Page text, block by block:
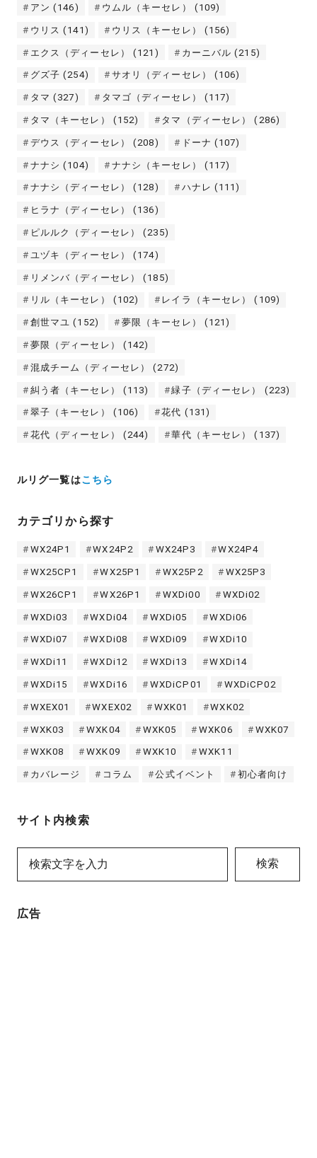
アン (146) ウムル（キーセレ） (109)
ウリス (141) ウリス（キーセレ） (156)
エクス（ディーセレ） (121) カーニバル (215)
グズ子 (254) サオリ（ディーセレ） (106)
タマ (327) タマゴ（ディーセレ） (117)
タマ（キーセレ） (152) タマ（ディーセレ） (286)
デウス（ディーセレ） (208) ドーナ (107)
ナナシ (104) ナナシ（キーセレ） (117)
ナナシ（ディーセレ） (128) ハナレ (111)
ヒラナ（ディーセレ） (136)
ピルルク（ディーセレ） (235)
ユヅキ（ディーセレ） (174)
リメンバ（ディーセレ） (185)
リル（キーセレ） (102) レイラ（キーセレ） (109)
創世マユ (152) 夢限（キーセレ） (121)
夢限（ディーセレ） (142)
混成チーム（ディーセレ） (272)
糾う者（キーセレ） (113) 緑子（ディーセレ） (223)
翠子（キーセレ） (106) 花代 (131)
花代（ディーセレ） (244) 華代（キーセレ） (137)
ルリグ一覧はこちら
カテゴリから探す
WX24P1 WX24P2 WX24P3 WX24P4
WX25CP1 WX25P1 WX25P2 WX25P3
WX26CP1 WX26P1 WXDi00 WXDi02
WXDi03 WXDi04 WXDi05 WXDi06
WXDi07 WXDi08 WXDi09 WXDi10
WXDi11 WXDi12 WXDi13 WXDi14
WXDi15 WXDi16 WXDiCP01 WXDiCP02
WXEX01 WXEX02 WXK01 WXK02
WXK03 WXK04 WXK05 WXK06 WXK07
WXK08 WXK09 WXK10 WXK11
カバレージ コラム 公式イベント 初心者向け
サイト内検索
検索
広告